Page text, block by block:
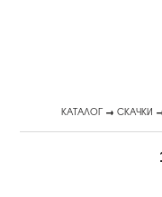
КАТАЛОГ→ СКАЧКИ